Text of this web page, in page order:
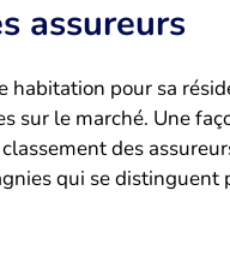
assureurs
habitation pour sa
sur le marché. Une
des
qui se